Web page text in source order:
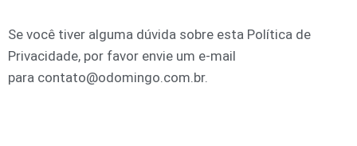
Se você tiver alguma dúvida sobre esta Política de
Privacidade, por favor envie um e-mail
para contato@odomingo.com.br.